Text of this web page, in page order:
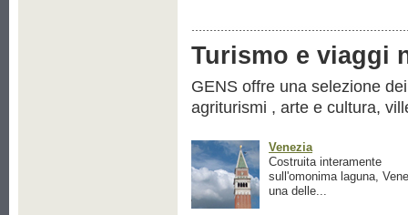
Turismo e viaggi
GENS offre una selezione
agriturismi , arte e cultura,
Venezia
Costruita interamente
sull'omonima laguna,
una delle...